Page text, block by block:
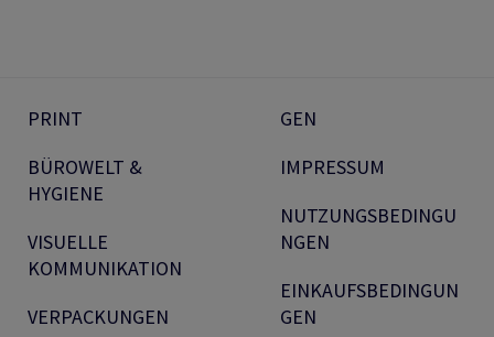
PRINT
BÜROWELT &
HYGIENE
VISUELLE
KOMMUNIKATION
VERPACKUNGEN
GEN
IMPRESSUM
NUTZUNGSBEDINGU
NGEN
EINKAUFSBEDINGUN
GEN